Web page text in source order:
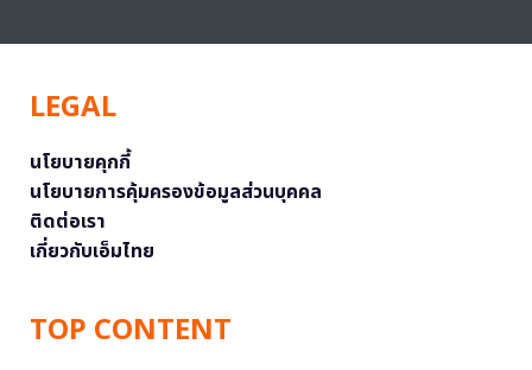
LEGAL
นโยบายคุกกี้
นโยบายการคุ้มครองข้อมูลส่วนบุคคล
ติดต่อเรา
เกี่ยวกับเอ็มไทย
TOP CONTENT